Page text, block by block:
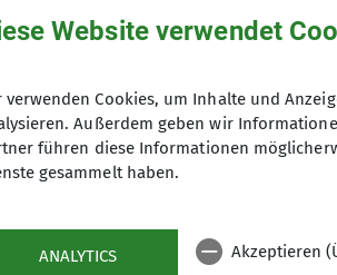
Trainer*in C Mountainbike Guide &
Preis
Maximale Teilnehmeranzahl
Website verwendet
verwenden Cookies, um Inhalte und
Außerdem geben wir
führen diese Informationen
gesammelt haben.
ANALYTICS Akzeptieren